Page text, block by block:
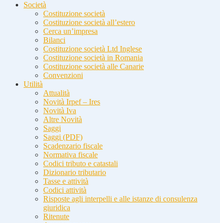
Società
Costituzione società
Costituzione società all’estero
Cerca un’impresa
Bilanci
Costituzione società Ltd Inglese
Costituzione società in Romania
Costituzione società alle Canarie
Convenzioni
Utilità
Attualità
Novità Irpef – Ires
Novità Iva
Altre Novità
Saggi
Saggi (PDF)
Scadenzario fiscale
Normativa fiscale
Codici tributo e catastali
Dizionario tributario
Tasse e attività
Codici attività
Risposte agli interpelli e alle istanze di consulenza
giuridica
Ritenute